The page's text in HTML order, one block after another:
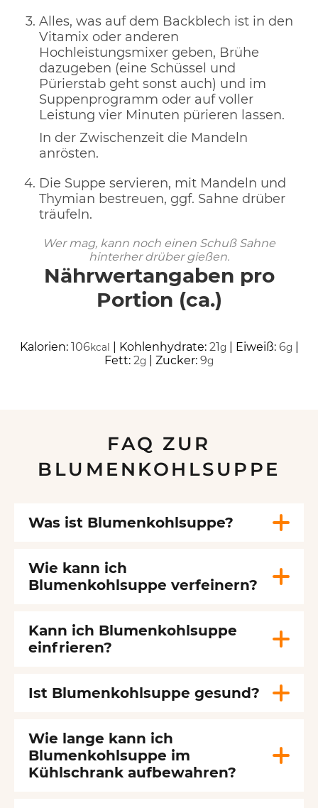
Alles, was auf dem Backblech ist in den
Vitamix oder anderen
Hochleistungsmixer geben, Brühe
dazugeben (eine Schüssel und
Pürierstab geht sonst auch) und im
Suppenprogramm oder auf voller
Leistung vier Minuten pürieren lassen.
In der Zwischenzeit die Mandeln
anrösten.
Die Suppe servieren, mit Mandeln und
Thymian bestreuen, ggf. Sahne drüber
träufeln.
Wer mag, kann noch einen Schuß Sahne
hinterher drüber gießen.
Nährwertangaben pro
Portion (ca.)
Kalorien: 106kcal Kohlenhydrate: 21g Eiweiß: 6g
Fett: 2g Zucker: 9g
FAQ ZUR
BLUMENKOHLSUPPE
Was ist Blumenkohlsuppe?
Wie kann ich
Blumenkohlsuppe verfeinern?
Kann ich Blumenkohlsuppe
einfrieren?
Ist Blumenkohlsuppe gesund?
Wie lange kann ich
Blumenkohlsuppe im
Kühlschrank aufbewahren?